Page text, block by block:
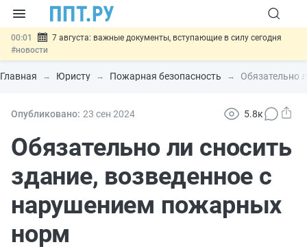
00:01
7 августа: важные документы, вступающие в силу сегодня
#новости
06.08 Минпромторг предложил запретить смешанные лоты
электроники в госзакупках#новости
06.08 Возврат денег за риелторские услуги при недействительных
06.08
банковской гарантией#новости
Главная Юристу Пожарная безопасность Обязательно
Опубликовано: 23 сен 2024 5.8к
Обязательно ли сносить
здание, возведенное с
нарушением пожарных
норм